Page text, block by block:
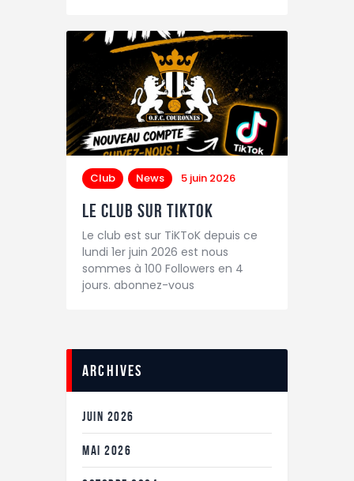
Club News 5 juin 2026
Le club sur TiKToK
Le club est sur TiKToK depuis ce
lundi 1er juin 2026 est nous
sommes à 100 Followers en 4
jours. abonnez-vous
Archives
JUIN 2026
MAI 2026